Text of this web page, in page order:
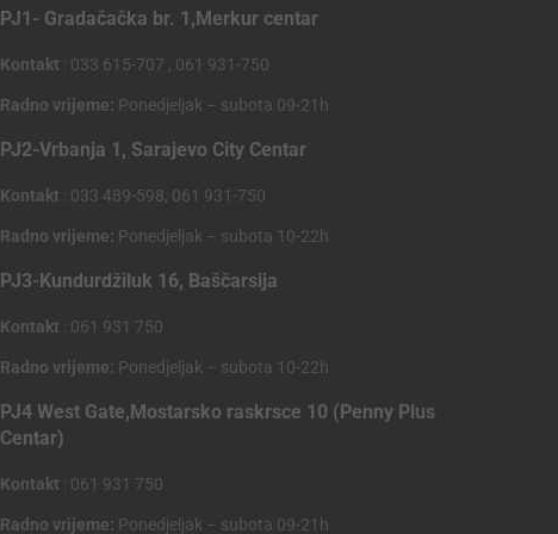
PJ1- Gradačačka br. 1,Merkur centar
Kontakt : 033 615-707 , 061 931-750
Radno vrijeme: Ponedjeljak – subota 09-21h
PJ2-Vrbanja 1, Sarajevo City Centar
Kontakt : 033 489-598, 061 931-750
Radno vrijeme: Ponedjeljak – subota 10-22h
PJ3-Kundurdžiluk 16, Baščarsija
Kontakt : 061 931 750
Radno vrijeme: Ponedjeljak – subota 10-22h
PJ4 West Gate,Mostarsko raskrsce 10 (Penny Plus
Centar)
Kontakt : 061 931 750
Radno vrijeme: Ponedjeljak – subota 09-21h